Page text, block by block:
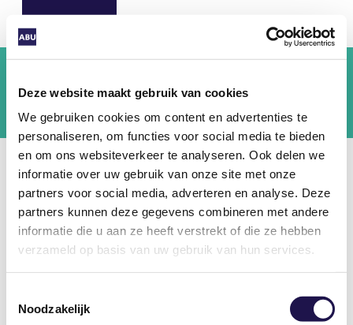
Deze website maakt gebruik van cookies
We gebruiken cookies om content en advertenties te
personaliseren, om functies voor social media te bieden
en om ons websiteverkeer te analyseren. Ook delen we
informatie over uw gebruik van onze site met onze
partners voor social media, adverteren en analyse. Deze
partners kunnen deze gegevens combineren met andere
informatie die u aan ze heeft verstrekt of die ze hebben
verzameld op basis van uw gebruik van hun services.
Noodzakelijk
Inloggen Mijn ABU
Log in als ABU-lid. ABU-leden vinden hier onder
andere exclusief nieuws, veelgestelde vragen en
Vink hieronder "ingelogd blijven" aan: zo
hoeft u uw gegevens niet steeds in te voeren.